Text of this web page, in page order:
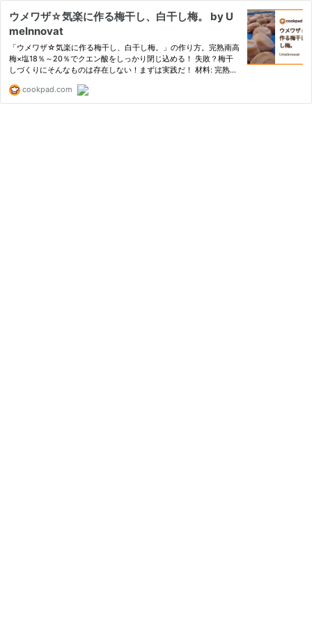
ウメワザ☆気楽に作る梅干し、白干し梅。 by U
meInnovat
「ウメワザ☆気楽に作る梅干し、白干し梅。」の作り方。完熟南高
梅×塩18％～20％でクエン酸をしっかり閉じ込める！ 失敗？梅干
しづくりにそんなものは存在しない！まずは実践だ！ 材料: 完熟南
cookpad.com